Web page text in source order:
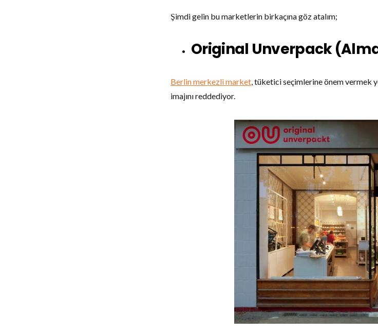
Şimdi gelin bu marketlerin birkaçına göz atalım;
Original Unverpack
Berlin merkezli market , tüketici seçimlerine önem vermek
imajını reddediyor.